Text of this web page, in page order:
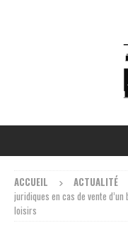
ACCUEIL ACTUALITÉ
juridiques en cas de vente
loisirs